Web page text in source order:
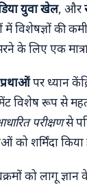
युवा खेल, और
विशेषज्ञों की
के लिए एक
पर ध्यान
विशेष रूप से
परीक्षणसे
को शर्मिंदा किया
को लागू